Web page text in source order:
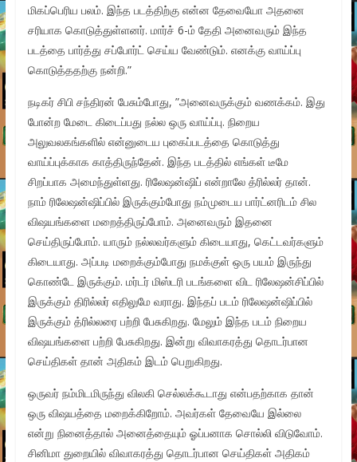
மிகப்பெரிய பலம். இந்த படத்திற்கு என்ன தேவையோ அதனை
சரியாக கொடுத்துள்ளனர். மார்ச் 6-ம் தேதி அனைவரும் இந்த
படத்தை பார்த்து சப்போர்ட் செய்ய வேண்டும். எனக்கு வாய்ப்பு
கொடுத்ததற்கு நன்றி.”
நடிகர் சிபி சந்திரன் பேசும்போது, ”அனைவருக்கும் வணக்கம். இது
போன்ற மேடை கிடைப்பது நல்ல ஒரு வாய்ப்பு. நிறைய
அலுவலகங்களில் என்னுடைய புகைப்படத்தை கொடுத்து
வாய்ப்புக்காக காத்திருந்தேன். இந்த படத்தில் எங்கள் டீமே
சிறப்பாக அமைந்துள்ளது. ரிலேஷன்ஷிப் என்றாலே த்ரில்லர் தான்.
நாம் ரிலேஷன்ஷிப்பில் இருக்கும்போது நம்முடைய பார்ட்னரிடம் சில
விஷயங்களை மறைத்திருப்போம். அனைவரும் இதனை
செய்திருப்போம். யாரும் நல்லவர்களும் கிடையாது, கெட்டவர்களும்
கிடையாது. அப்படி மறைக்கும்போது நமக்குள் ஒரு பயம் இருந்து
கொண்டே இருக்கும். மர்டர் மிஸ்டரி படங்களை விட ரிலேஷன்சிப்பில்
இருக்கும் திரில்லர் எதிலுமே வராது. இந்தப் படம் ரிலேஷன்ஷிப்பில்
இருக்கும் த்ரில்லரை பற்றி பேசுகிறது. மேலும் இந்த படம் நிறைய
விஷயங்களை பற்றி பேசுகிறது. இன்று விவாகரத்து தொடர்பான
செய்திகள் தான் அதிகம் இடம் பெறுகிறது.
ஒருவர் நம்மிடமிருந்து விலகி செல்லக்கூடாது என்பதற்காக தான்
ஒரு விஷயத்தை மறைக்கிறோம். அவர்கள் தேவையே இல்லை
என்று நினைத்தால் அனைத்தையும் ஓப்பனாக சொல்லி விடுவோம்.
சினிமா துறையில் விவாகரத்து தொடர்பான செய்திகள் அதிகம்